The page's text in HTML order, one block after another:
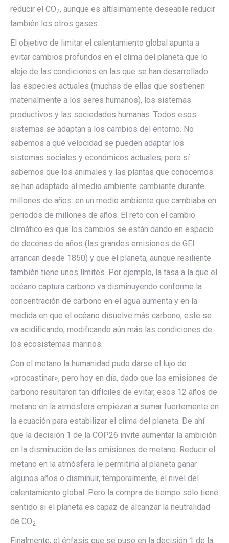
reducir el CO2, aunque es altísimamente deseable reducir
también los otros gases.
El objetivo de limitar el calentamiento global apunta a
evitar cambios profundos en el clima del planeta que lo
aleje de las condiciones en las que se han desarrollado
las especies actuales (muchas de ellas que sostienen
materialmente a los seres humanos), los sistemas
productivos y las sociedades humanas. Todos esos
sistemas se adaptan a los cambios del entorno. No
sabemos a qué velocidad se pueden adaptar los
sistemas sociales y económicos actuales, pero sí
sabemos que los animales y las plantas que conocemos
se han adaptado al medio ambiente cambiante durante
millones de años: en un medio ambiente que cambiaba en
periodos de millones de años. El reto con el cambio
climático es que los cambios se están dando en espacio
de decenas de años (las grandes emisiones de GEI
arrancan desde 1850) y que el planeta, aunque resiliente
también tiene unos límites. Por ejemplo, la tasa a la que el
océano captura carbono va disminuyendo conforme la
concentración de carbono en el agua aumenta y en la
medida en que el océano disuelve más carbono, este se
va acidificando, modificando aún más las condiciones de
los ecosistemas marinos.
Con el metano la humanidad pudo darse el lujo de
«procastinar», pero hoy en día, dado que las emisiones de
carbono resultaron tan difíciles de evitar, esos 12 años de
metano en la atmósfera empiezan a sumar fuertemente en
la ecuación para estabilizar el clima del planeta. De ahí
que la decisión 1 de la COP26 invite aumentar la ambición
en la disminución de las emisiones de metano. Reducir el
metano en la atmósfera le permitiría al planeta ganar
algunos años o disminuir, temporalmente, el nivel del
calentamiento global. Pero la compra de tiempo sólo tiene
sentido si el planeta es capaz de alcanzar la neutralidad
de CO2
Finalmente, el énfasis que se puso en la decisión 1 de la